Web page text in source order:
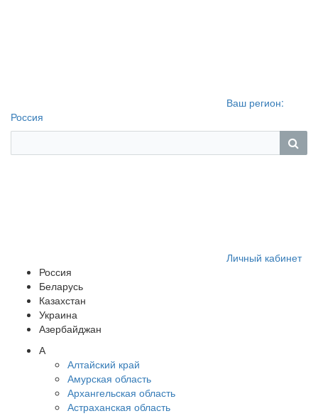
Ваш регион:
Россия
Личный кабинет
Россия
Беларусь
Казахстан
Украина
Азербайджан
А
Алтайский край
Амурская область
Архангельская область
Астраханская область